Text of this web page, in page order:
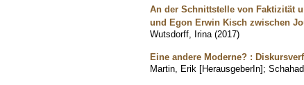
An der Schnittstelle von Faktizität
und Egon Erwin Kisch zwischen
Wutsdorff, Irina (2017)
Eine andere Moderne? :
Martin, Erik [HerausgeberIn];